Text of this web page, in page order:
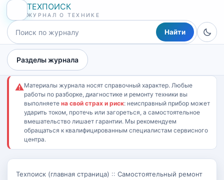
ТЕХПОИСК
ЖУРНАЛ О ТЕХНИКЕ
Найти
Разделы журнала
⚠Материалы журнала носят справочный характер. Любые
работы по разборке, диагностике и ремонту техники вы
выполняете на свой страх и риск: неисправный прибор может
ударить током, протечь или загореться, а самостоятельное
вмешательство лишает гарантии. Мы рекомендуем
обращаться к квалифицированным специалистам сервисного
центра.
Техпоиск (главная страница) :: Самостоятельный ремонт